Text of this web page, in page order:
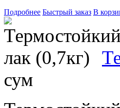
Подробнее Быстрый заказ В
сум